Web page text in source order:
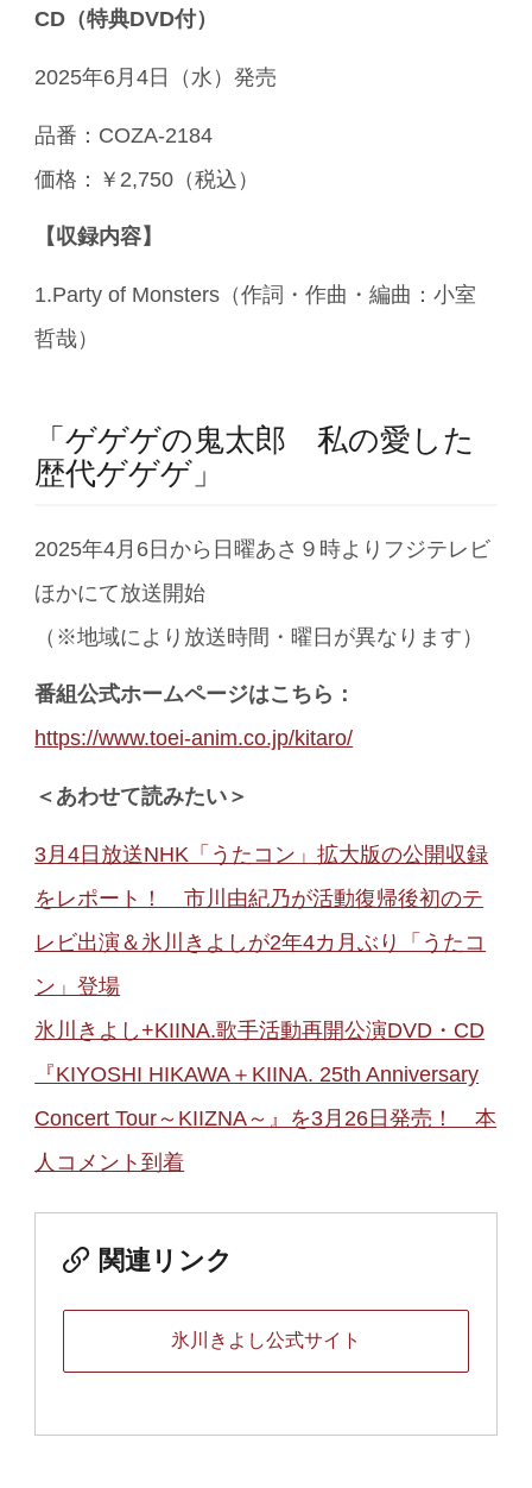
CD（特典DVD付）
2025年6月4日（水）発売
品番：COZA-2184
価格：￥2,750（税込）
【収録内容】
1.Party of Monsters（作詞・作曲・編曲：小室
哲哉）
「ゲゲゲの鬼太郎 私の愛した
歴代ゲゲゲ」
2025年4月6日から日曜あさ９時よりフジテレビ
ほかにて放送開始
（※地域により放送時間・曜日が異なります）
番組公式ホームページはこちら：
https://www.toei-anim.co.jp/kitaro/
＜あわせて読みたい＞
3月4日放送NHK「うたコン」拡大版の公開収録
をレポート！ 市川由紀乃が活動復帰後初のテ
レビ出演＆氷川きよしが2年4カ月ぶり「うたコ
ン」登場
氷川きよし+KIINA.歌手活動再開公演DVD・CD
『KIYOSHI HIKAWA＋KIINA. 25th Anniversary
Concert Tour～KIIZNA～』を3月26日発売！ 本
人コメント到着
関連リンク
氷川きよし公式サイト